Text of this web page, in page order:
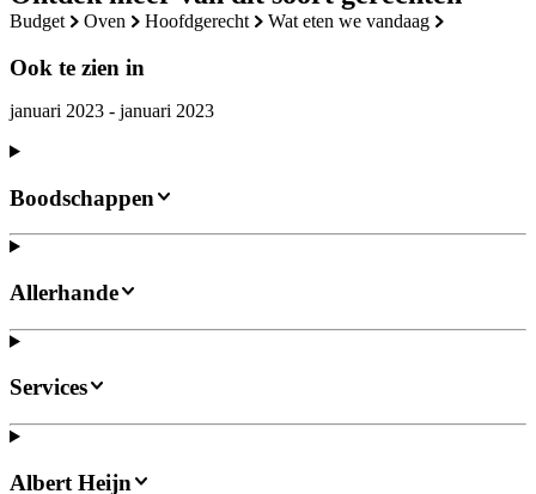
budget oven hoofdgerecht wat eten we vandaag
Ook te zien in
januari 2023 - januari 2023
Boodschappen
Allerhande
Services
Albert Heijn